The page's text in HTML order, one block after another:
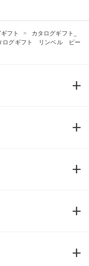
フト
カタログギフト_
ログギフト リンベル ビー